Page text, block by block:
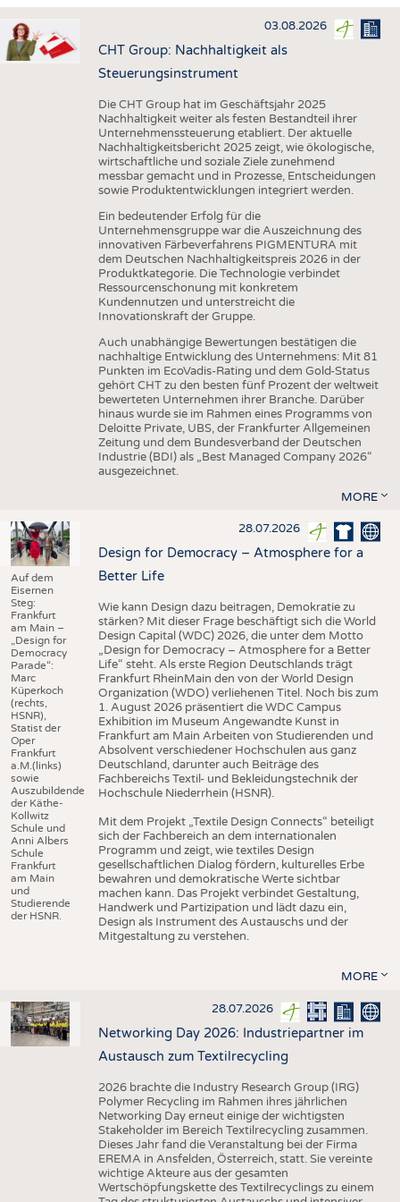
HAUS- UND HEIMTEXTILIEN
BEKLEIDUNG
AUSSCHREIBUNGEN
DTV AUSSCHREIBUNGSDIENST
STATISTICS
ADRESSEN & LINKS
PUBLIKATIONEN
BRANCHENTERMINE
03.08.2026
CHT Group: Nachhaltigkeit als
Steuerungsinstrument
Die CHT Group hat im Geschäftsjahr 2025
Nachhaltigkeit weiter als festen Bestandteil ihrer
Unternehmenssteuerung etabliert. Der aktuelle
Nachhaltigkeitsbericht 2025 zeigt, wie ökologische,
wirtschaftliche und soziale Ziele zunehmend
messbar gemacht und in Prozesse, Entscheidungen
sowie Produktentwicklungen integriert werden.
Ein bedeutender Erfolg für die
Unternehmensgruppe war die Auszeichnung des
innovativen Färbeverfahrens PIGMENTURA mit
dem Deutschen Nachhaltigkeitspreis 2026 in der
Produktkategorie. Die Technologie verbindet
Ressourcenschonung mit konkretem
Kundennutzen und unterstreicht die
Innovationskraft der Gruppe.
Auch unabhängige Bewertungen bestätigen die
nachhaltige Entwicklung des Unternehmens: Mit 81
Punkten im EcoVadis-Rating und dem Gold-Status
gehört CHT zu den besten fünf Prozent der weltweit
bewerteten Unternehmen ihrer Branche. Darüber
hinaus wurde sie im Rahmen eines Programms von
Deloitte Private, UBS, der Frankfurter Allgemeinen
Zeitung und dem Bundesverband der Deutschen
Industrie (BDI) als „Best Managed Company 2026“
ausgezeichnet.
MORE
Auf dem
Eisernen
Steg:
Frankfurt
am Main –
„Design for
Democracy
Parade“:
Marc
Küperkoch
(rechts,
HSNR),
Statist der
Oper
Frankfurt
a.M.(links)
sowie
Auszubildende
der Käthe-
Kollwitz
Schule und
Anni Albers
Schule
Frankfurt
am Main
und
Studierende
der HSNR.
28.07.2026
Design for Democracy – Atmosphere for a
Better Life
Wie kann Design dazu beitragen, Demokratie zu
stärken? Mit dieser Frage beschäftigt sich die World
Design Capital (WDC) 2026, die unter dem Motto
„Design for Democracy – Atmosphere for a Better
Life“ steht. Als erste Region Deutschlands trägt
Frankfurt RheinMain den von der World Design
Organization (WDO) verliehenen Titel. Noch bis zum
1. August 2026 präsentiert die WDC Campus
Exhibition im Museum Angewandte Kunst in
Frankfurt am Main Arbeiten von Studierenden und
Absolvent verschiedener Hochschulen aus ganz
Deutschland, darunter auch Beiträge des
Fachbereichs Textil- und Bekleidungstechnik der
Hochschule Niederrhein (HSNR).
Mit dem Projekt „Textile Design Connects“ beteiligt
sich der Fachbereich an dem internationalen
Programm und zeigt, wie textiles Design
gesellschaftlichen Dialog fördern, kulturelles Erbe
bewahren und demokratische Werte sichtbar
machen kann. Das Projekt verbindet Gestaltung,
Handwerk und Partizipation und lädt dazu ein,
Design als Instrument des Austauschs und der
Mitgestaltung zu verstehen.
MORE
28.07.2026
Networking Day 2026: Industriepartner im
Austausch zum Textilrecycling
2026 brachte die Industry Research Group (IRG)
Polymer Recycling im Rahmen ihres jährlichen
Networking Day erneut einige der wichtigsten
Stakeholder im Bereich Textilrecycling zusammen.
Dieses Jahr fand die Veranstaltung bei der Firma
EREMA in Ansfelden, Österreich, statt. Sie vereinte
wichtige Akteure aus der gesamten
Wertschöpfungskette des Textilrecyclings zu einem